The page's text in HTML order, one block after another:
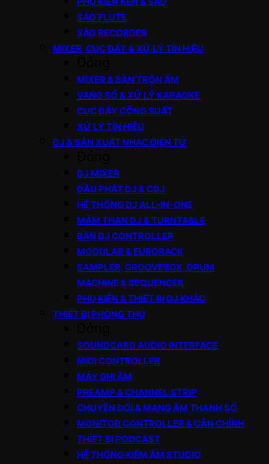
SÁO FLUTE
SÁO RECORDER
MIXER, CỤC ĐẨY & XỬ LÝ TÍN HIỆU
MIXER & BÀN TRỘN ÂM
VANG SỐ & XỬ LÝ KARAOKE
CỤC ĐẨY CÔNG SUẤT
XỬ LÝ TÍN HIỆU
DJ & SẢN XUẤT NHẠC ĐIỆN TỬ
DJ MIXER
ĐẦU PHÁT DJ & CDJ
HỆ THỐNG DJ ALL-IN-ONE
MÂM THAN DJ & TURNTABLE
BÀN DJ CONTROLLER
MODULAR & EURORACK
SAMPLER, GROOVEBOX, DRUM
MACHINE & SEQUENCER
PHỤ KIỆN & THIẾT BỊ DJ KHÁC
THIẾT BỊ PHÒNG THU
SOUNDCARD AUDIO INTERFACE
MIDI CONTROLLER
MÁY GHI ÂM
PREAMP & CHANNEL STRIP
CHUYỂN ĐỔI & MẠNG ÂM THANH SỐ
MONITOR CONTROLLER & CÂN CHỈNH
THIẾT BỊ PODCAST
HỆ THỐNG KIỂM ÂM STUDIO